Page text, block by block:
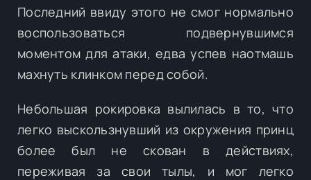
Последний ввиду этого не смог нормально
воспользоваться подвернувшимся
моментом для атаки, едва успев наотмашь
махнуть клинком перед собой.
Небольшая рокировка вылилась в то, что
легко выскользнувший из окружения принц
более был не скован в действиях,
переживая за свои тылы, и мог легко